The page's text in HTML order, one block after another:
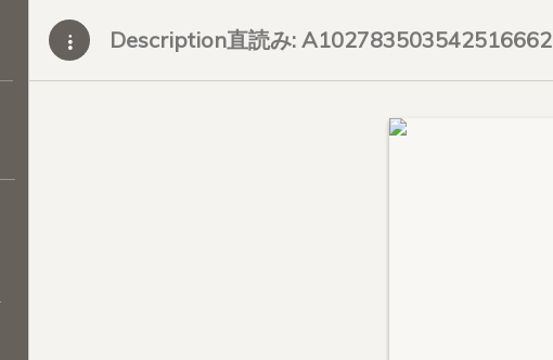
Description直読み: A102783503542516662